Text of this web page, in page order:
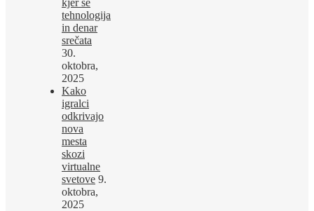
kjer se
tehnologija
in denar
srečata
30.
oktobra,
2025
Kako
igralci
odkrivajo
nova
mesta
skozi
virtualne
svetove 9.
oktobra,
2025